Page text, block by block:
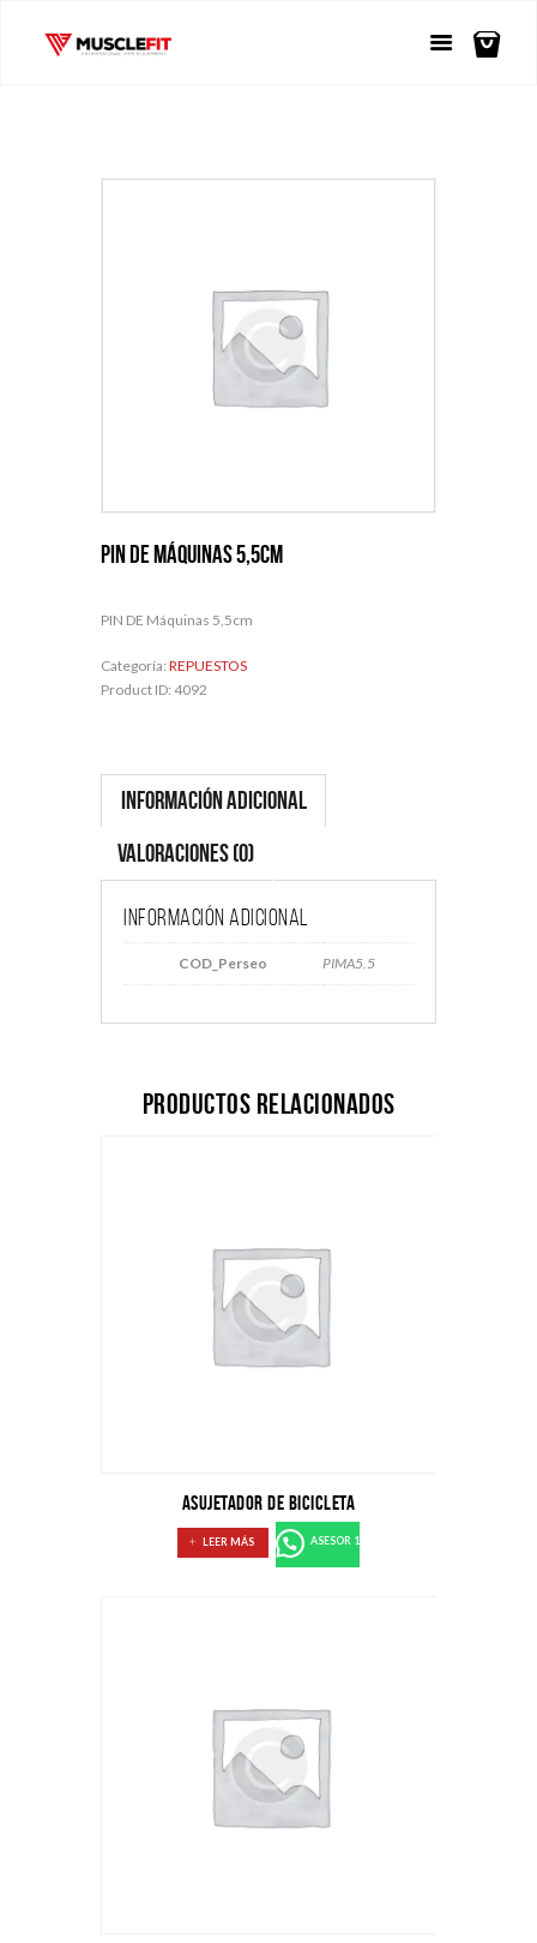
PIN DE Máquinas 5,5cm
PIN DE Máquinas 5,5cm
Categoría: REPUESTOS
Product ID: 4092
Información adicional
Valoraciones (0)
Información adicional
COD_Perseo PIMA5.5
Productos relacionados
ASUJETADOR DE BICICLETA
LEER MÁS ASESOR 1